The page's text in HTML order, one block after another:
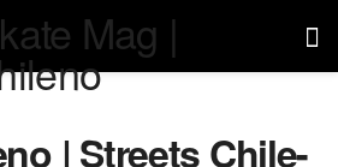
| Streets Chile-